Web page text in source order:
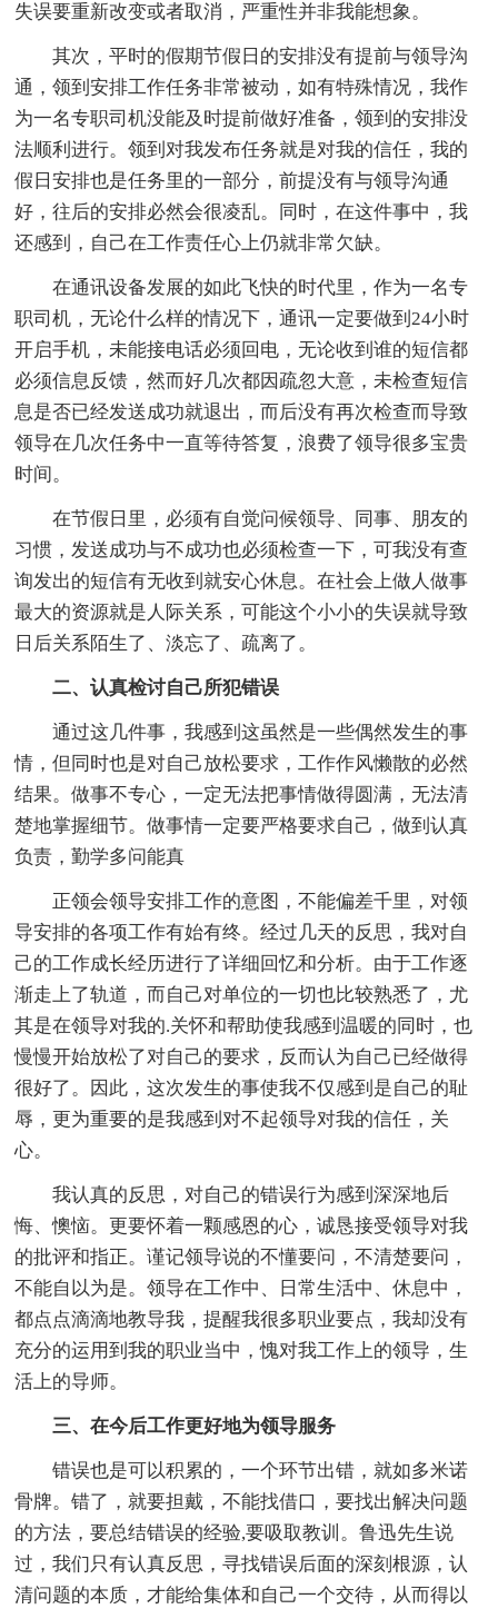
失误要重新改变或者取消，严重性并非我能想象。
其次，平时的假期节假日的安排没有提前与领导沟
通，领到安排工作任务非常被动，如有特殊情况，我作
为一名专职司机没能及时提前做好准备，领到的安排没
法顺利进行。领到对我发布任务就是对我的信任，我的
假日安排也是任务里的一部分，前提没有与领导沟通
好，往后的安排必然会很凌乱。同时，在这件事中，我
还感到，自己在工作责任心上仍就非常欠缺。
在通讯设备发展的如此飞快的时代里，作为一名专
职司机，无论什么样的情况下，通讯一定要做到24小时
开启手机，未能接电话必须回电，无论收到谁的短信都
必须信息反馈，然而好几次都因疏忽大意，未检查短信
息是否已经发送成功就退出，而后没有再次检查而导致
领导在几次任务中一直等待答复，浪费了领导很多宝贵
时间。
在节假日里，必须有自觉问候领导、同事、朋友的
习惯，发送成功与不成功也必须检查一下，可我没有查
询发出的短信有无收到就安心休息。在社会上做人做事
最大的资源就是人际关系，可能这个小小的失误就导致
日后关系陌生了、淡忘了、疏离了。
二、认真检讨自己所犯错误
通过这几件事，我感到这虽然是一些偶然发生的事
情，但同时也是对自己放松要求，工作作风懒散的必然
结果。做事不专心，一定无法把事情做得圆满，无法清
楚地掌握细节。做事情一定要严格要求自己，做到认真
负责，勤学多问能真
正领会领导安排工作的意图，不能偏差千里，对领
导安排的各项工作有始有终。经过几天的反思，我对自
己的工作成长经历进行了详细回忆和分析。由于工作逐
渐走上了轨道，而自己对单位的一切也比较熟悉了，尤
其是在领导对我的.关怀和帮助使我感到温暖的同时，也
慢慢开始放松了对自己的要求，反而认为自己已经做得
很好了。因此，这次发生的事使我不仅感到是自己的耻
辱，更为重要的是我感到对不起领导对我的信任，关
心。
我认真的反思，对自己的错误行为感到深深地后
悔、懊恼。更要怀着一颗感恩的心，诚恳接受领导对我
的批评和指正。谨记领导说的不懂要问，不清楚要问，
不能自以为是。领导在工作中、日常生活中、休息中，
都点点滴滴地教导我，提醒我很多职业要点，我却没有
充分的运用到我的职业当中，愧对我工作上的领导，生
活上的导师。
三、在今后工作更好地为领导服务
错误也是可以积累的，一个环节出错，就如多米诺
骨牌。错了，就要担戴，不能找借口，要找出解决问题
的方法，要总结错误的经验,要吸取教训。鲁迅先生说
过，我们只有认真反思，寻找错误后面的深刻根源，认
清问题的本质，才能给集体和自己一个交待，从而得以